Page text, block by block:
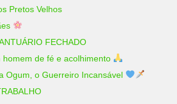
Pretos Velhos
FECHADO
homem de fé e acolhimento
Ogum, o Guerreiro Incansável